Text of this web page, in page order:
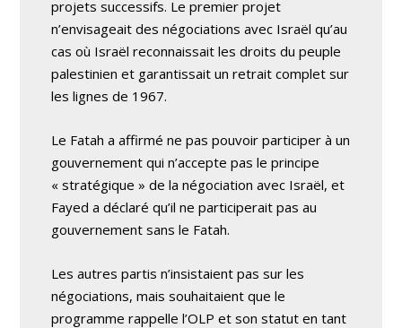
projets successifs. Le premier projet
n’envisageait des négociations avec Israël qu’au
cas où Israël reconnaissait les droits du peuple
palestinien et garantissait un retrait complet sur
les lignes de 1967.
Le Fatah a affirmé ne pas pouvoir participer à un
gouvernement qui n’accepte pas le principe
« stratégique » de la négociation avec Israël, et
Fayed a déclaré qu’il ne participerait pas au
gouvernement sans le Fatah.
Les autres partis n’insistaient pas sur les
négociations, mais souhaitaient que le
programme rappelle l’OLP et son statut en tant